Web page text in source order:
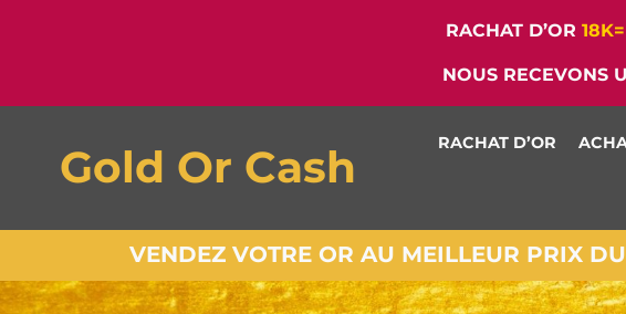
RACHAT D’OR
NOUS RECEVONS
Gold Or Cash RACHAT D’OR
VENDEZ VOTRE OR AU MEILLEUR PRIX